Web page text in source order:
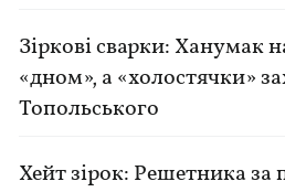
Зіркові сварки: Ханумак
«дном», а «холостячки»
Топольського
Хейт зірок: Решетника за